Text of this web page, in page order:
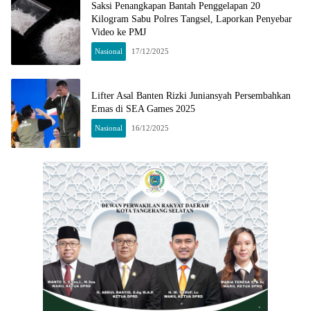
Saksi Penangkapan Bantah Penggelapan 20
Kilogram Sabu Polres Tangsel, Laporkan Penyebar
Video ke PMJ
Nasional 17/12/2025
Lifter Asal Banten Rizki Juniansyah Persembahkan
Emas di SEA Games 2025
Nasional 16/12/2025